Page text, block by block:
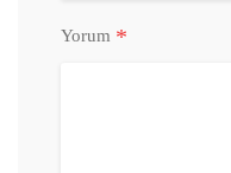
Yorum *